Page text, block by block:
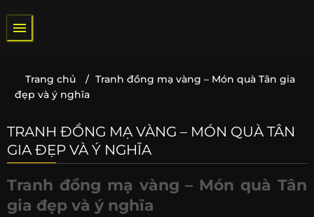
qua
nội
Trang chủ / Tranh đồng mạ vàng – Món quà Tân gia
đẹp và ý nghĩa
TRANH ĐỒNG MẠ VÀNG – MÓN QUÀ TÂN
GIA ĐẸP VÀ Ý NGHĨA
Tranh đồng mạ vàng – Món quà Tân
gia đẹp và ý nghĩa